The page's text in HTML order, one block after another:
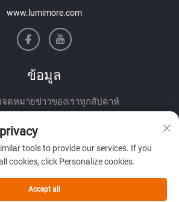
www.lumimore.com
ข้อมูล
ดหมายข่าวของเราทุกสัปดาห์
tools to provide our services. If you
cookies, click Personalize cookies.
Accept all